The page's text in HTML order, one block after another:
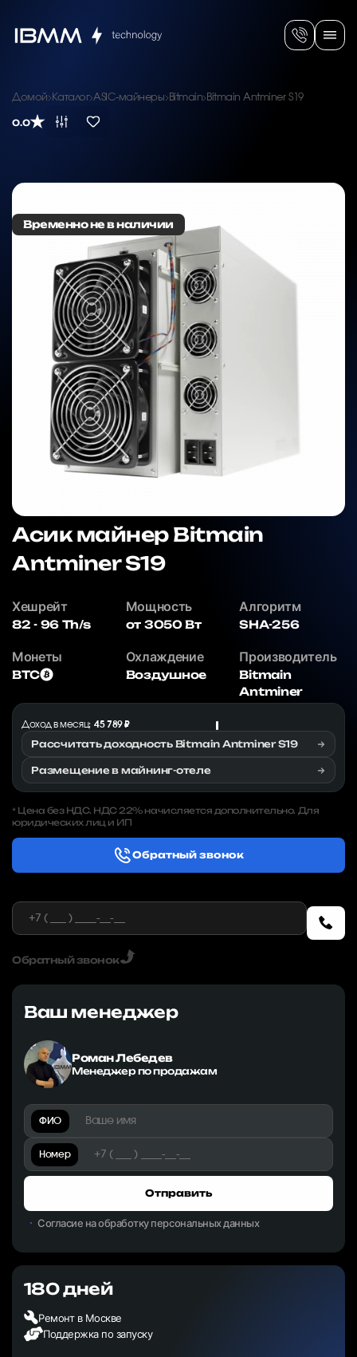
Домой Каталог ASIC-майнеры Bitmain Bitmain Antminer S19
0.0
Временно не в наличии
Асик майнер Bitmain
Antminer S19
Хешрейт
82 - 96 Th/s
Мощность
от 3050 Вт
Алгоритм
SHA-256
Монеты
BTC
Охлаждение
Воздушное
Производитель
Bitmain
Antminer
Доход в месяц: 45 789 ₽
Рассчитать доходность Bitmain Antminer S19
Размещение в майнинг-отеле
* Цена без НДС. НДС 22% начисляется дополнительно. Для
юридических лиц и ИП
Обратный звонок
Обратный звонок
Ваш менеджер
Роман Лебедев
Менеджер по продажам
ФИО
Номер
Отправить
Согласие на обработку персональных данных
180 дней
Ремонт в Москве
Поддержка по запуску